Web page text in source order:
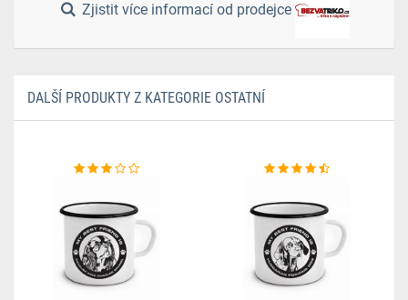
Zjistit více informací od prodejce
DALŠÍ PRODUKTY Z KATEGORIE OSTATNÍ